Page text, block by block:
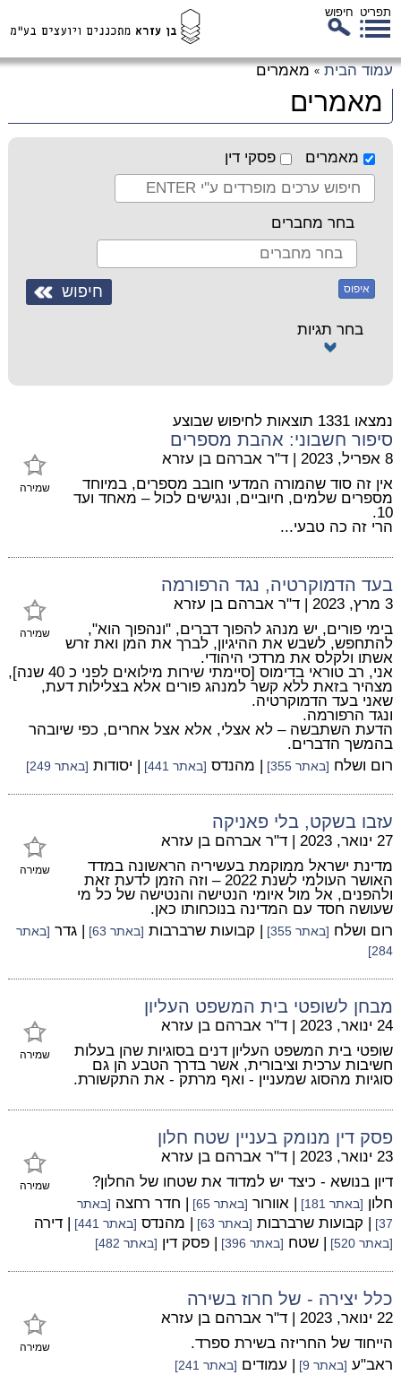
תפריט חיפוש
עמוד הבית » מאמרים
מאמרים
מאמרים פסקי דין
בחר מחברים
איפוס
בחר תגיות
נמצאו 1331 תוצאות לחיפוש שבוצע
סיפור חשבוני: אהבת מספרים
שמירה
8 אפריל, 2023 | ד"ר אברהם בן עזרא
אין זה סוד שהמורה המדעי חובב מספרים, במיוחד
מספרים שלמים, חיוביים, ונגישים לכול – מאחד ועד
10.
הרי זה כה טבעי...
בעד הדמוקרטיה, נגד הרפורמה
שמירה
3 מרץ, 2023 | ד"ר אברהם בן עזרא
בימי פורים, יש מנהג להפוך דברים, "ונהפוך הוא",
להתחפש, לשבש את ההיגיון, לברך את המן ואת זרש
אשתו ולקלס את מרדכי היהודי.
אני, רב טוראי בדימוס [סיימתי שירות מילואים לפני כ 40 שנה],
מצהיר בזאת ללא קשר למנהג פורים אלא בצלילות דעת,
שאני בעד הדמוקרטיה.
ונגד הרפורמה.
הדעת השתבשה – לא אצלי, אלא אצל אחרים, כפי שיובהר
בהמשך הדברים.
רום ושלח [באתר 355] | מהנדס [באתר 441] | יסודות [באתר 249]
עזבו בשקט, בלי פאניקה
שמירה
27 ינואר, 2023 | ד"ר אברהם בן עזרא
מדינת ישראל ממוקמת בעשיריה הראשונה במדד
האושר העולמי לשנת 2022 – וזה הזמן לדעת זאת
ולהפנים, אל מול איומי הנטישה והנטישה של כל מי
שעושה חסד עם המדינה בנוכחותו כאן.
רום ושלח [באתר 355] | קבועות שרברבות [באתר 63] | גדר [באתר
284]
מבחן לשופטי בית המשפט העליון
שמירה
24 ינואר, 2023 | ד"ר אברהם בן עזרא
שופטי בית המשפט העליון דנים בסוגיות שהן בעלות
חשיבות ערכית וציבורית, אשר בדרך הטבע הן גם
סוגיות מהסוג שמעניין - ואף מרתק - את התקשורת.
פסק דין מנומק בעניין שטח חלון
שמירה
23 ינואר, 2023 | ד"ר אברהם בן עזרא
דיון בנושא - כיצד יש למדוד את שטחו של החלון?
חלון [באתר 181] | אוורור [באתר 65] | חדר רחצה [באתר
37]
| קבועות שרברבות [באתר 63] | מהנדס [באתר 441] | דירה
[באתר 520] | שטח [באתר 396] | פסק דין [באתר 482]
כלל יצירה - של חרוז בשירה
שמירה
22 ינואר, 2023 | ד"ר אברהם בן עזרא
הייחוד של החריזה בשירת ספרד.
ראב"ע [באתר 9] | עמודים [באתר 241]